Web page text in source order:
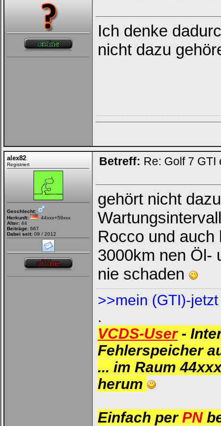
Ich denke
nicht dazu
alex82
Registriert
Geschlecht:
Herkunft:
44xxx+59xxx
Alter: 44
Beiträge: 667
Dabei seit: 09 / 2012
Betreff: Re: Golf 7
gehört nicht
Rocco und auch
3000km nen Öl-
nie schaden
>>mein (GTI)-
.
VCDS-User-
Fehlerspeicher
... im Raum
herum
Einfach per PN